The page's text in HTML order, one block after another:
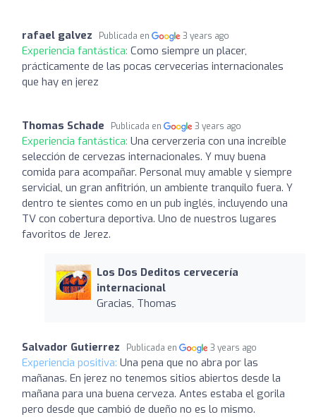
rafael galvez Publicada en 3 years ago
Experiencia fantástica: Como siempre un placer,
prácticamente de las pocas cervecerias internacionales
que hay en jerez
Thomas Schade Publicada en 3 years ago
Experiencia fantástica: Una cerverzeria con una increíble
selección de cervezas internacionales. Y muy buena
comida para acompañar. Personal muy amable y siempre
servicial, un gran anfitrión, un ambiente tranquilo fuera. Y
dentro te sientes como en un pub inglés, incluyendo una
TV con cobertura deportiva. Uno de nuestros lugares
favoritos de Jerez.
Los Dos Deditos cervecería
internacional
Gracias, Thomas
Salvador Gutierrez Publicada en 3 years ago
Experiencia positiva: Una pena que no abra por las
mañanas. En jerez no tenemos sitios abiertos desde la
mañana para una buena cerveza. Antes estaba el gorila
pero desde que cambió de dueño no es lo mismo.